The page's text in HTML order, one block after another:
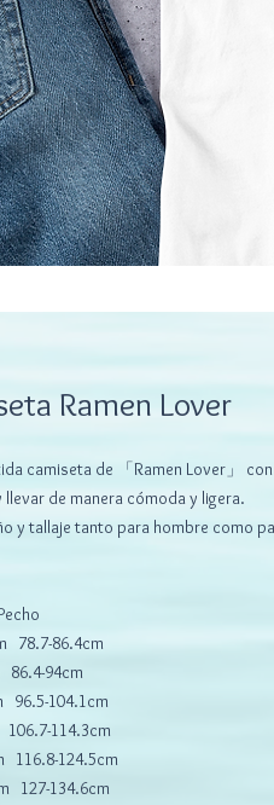
Ramen Lover
camiseta de 「Ramen Lover」
llevar de manera cómoda y ligera.
y tallaje tanto para hombre como
78.7-86.4cm
94cm
104.1cm
114.3cm
116.8-124.5cm
127-134.6cm